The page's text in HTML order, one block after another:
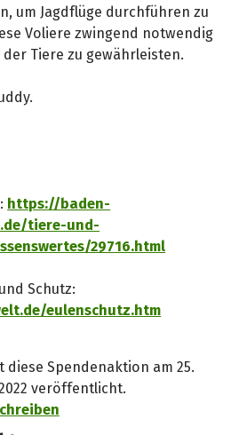
um Jagdflüge durchführen zu
Voliere zwingend notwendig
Tiere zu gewährleisten.
https://baden-
tiere-und-
29716.html
Schutz:
eulenschutz.htm
diese Spendenaktion am 25.
veröffentlicht.